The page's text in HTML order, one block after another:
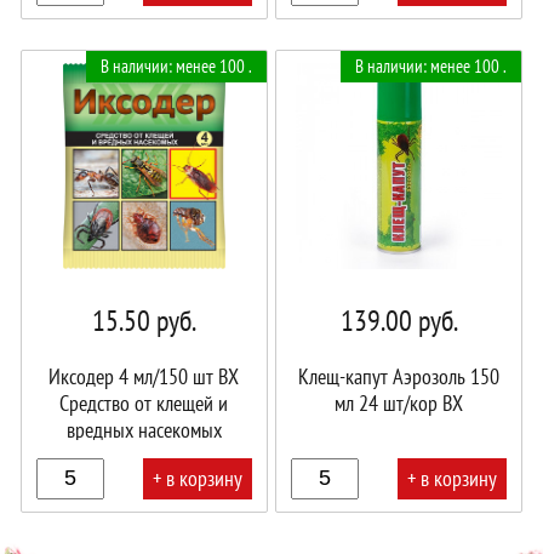
корзине!
В наличии: менее 100 .
15.50 руб.
Иксодер 4 мл/150 шт ВХ
Средство от клещей и
вредных насекомых
+ в корзину
В наличии: менее 100 .
139.00 руб.
Клещ-капут Аэрозоль 150
мл 24 шт/кор ВХ
+ в корзину